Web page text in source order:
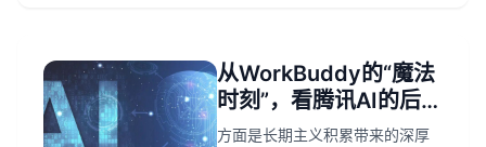
从WorkBuddy的“魔法
时刻”，看腾讯AI的后来
居上
方面是长期主义积累带来的深厚